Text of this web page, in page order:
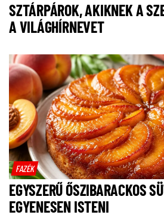
SZTÁRPÁROK, AKIKNEK A
A VILÁGHÍRNEVET
FAZÉK
EGYSZERŰ ŐSZIBARACKOS
EGYENESEN ISTENI